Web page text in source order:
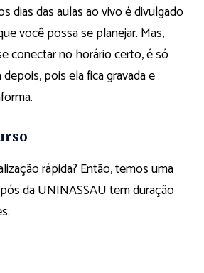
dias das aulas ao vivo é divulgado
você possa se planejar. Mas,
conectar no horário certo, é só
pois ela fica gravada e
rápida? Então, temos uma
da UNINASSAU tem duração